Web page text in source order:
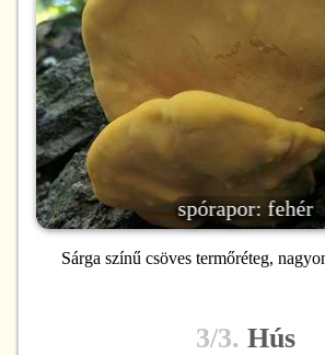
Sárga színű csöves termőréteg,
spórapor: fehér
3/3. Hús